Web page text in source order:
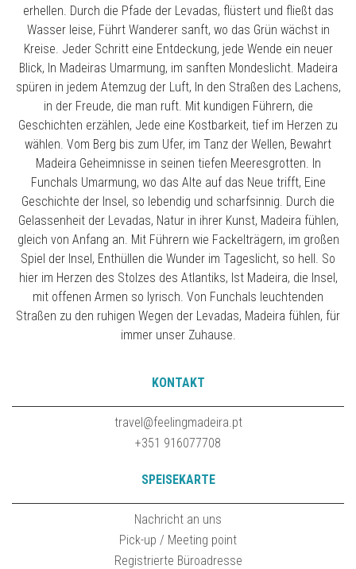
erhellen. Durch die Pfade der Levadas, flüstert und fließt das
Wasser leise, Führt Wanderer sanft, wo das Grün wächst in
Kreise. Jeder Schritt eine Entdeckung, jede Wende ein neuer
Blick, In Madeiras Umarmung, im sanften Mondeslicht. Madeira
spüren in jedem Atemzug der Luft, In den Straßen des Lachens,
in der Freude, die man ruft. Mit kundigen Führern, die
Geschichten erzählen, Jede eine Kostbarkeit, tief im Herzen zu
wählen. Vom Berg bis zum Ufer, im Tanz der Wellen, Bewahrt
Madeira Geheimnisse in seinen tiefen Meeresgrotten. In
Funchals Umarmung, wo das Alte auf das Neue trifft, Eine
Geschichte der Insel, so lebendig und scharfsinnig. Durch die
Gelassenheit der Levadas, Natur in ihrer Kunst, Madeira fühlen,
gleich von Anfang an. Mit Führern wie Fackelträgern, im großen
Spiel der Insel, Enthüllen die Wunder im Tageslicht, so hell. So
hier im Herzen des Stolzes des Atlantiks, Ist Madeira, die Insel,
mit offenen Armen so lyrisch. Von Funchals leuchtenden
Straßen zu den ruhigen Wegen der Levadas, Madeira fühlen, für
immer unser Zuhause.
KONTAKT
travel@feelingmadeira.pt
+351 916077708
SPEISEKARTE
Nachricht an uns
Pick-up / Meeting point
Registrierte Büroadresse